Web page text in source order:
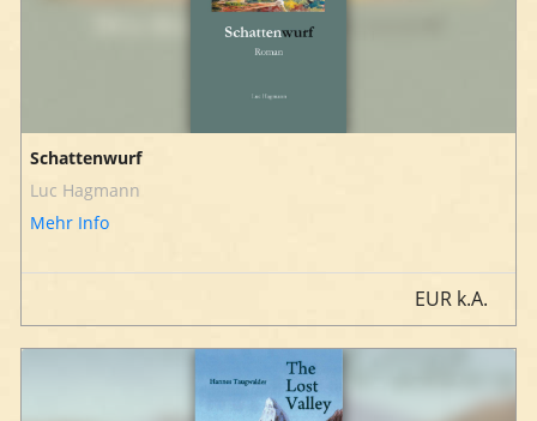
Schattenwurf
Luc Hagmann
Mehr Info
EUR k.A.